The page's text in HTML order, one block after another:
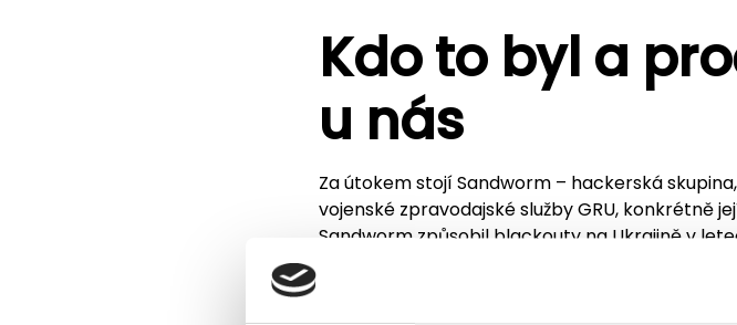
Kdo to byl a
u nás
Za útokem stojí Sandworm – hackerská
vojenské zpravodajské služby GRU, konkrétně
Sandworm způsobil blackouty na Ukrajině v